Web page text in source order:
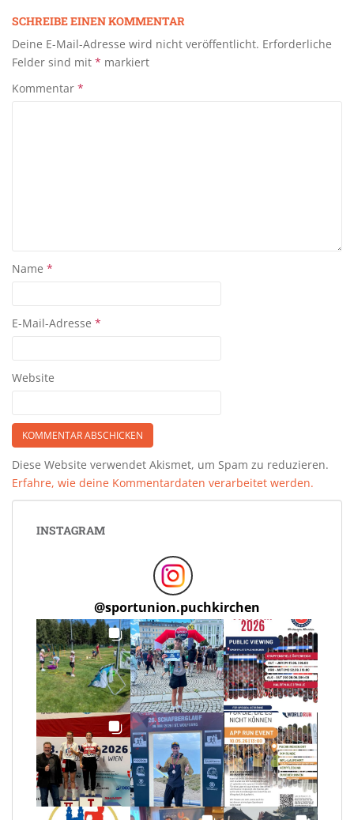
SCHREIBE EINEN KOMMENTAR
Deine E-Mail-Adresse wird nicht veröffentlicht. Erforderliche
Felder sind mit * markiert
Kommentar *
Name *
E-Mail-Adresse *
Website
Diese Website verwendet Akismet, um Spam zu reduzieren.
Erfahre, wie deine Kommentardaten verarbeitet werden.
INSTAGRAM
@sportunion.puchkirchen